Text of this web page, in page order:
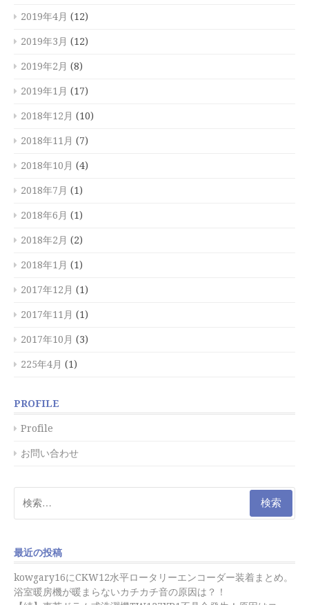
2019年4月 (12)
2019年3月 (12)
2019年2月 (8)
2019年1月 (17)
2018年12月 (10)
2018年11月 (7)
2018年10月 (4)
2018年7月 (1)
2018年6月 (1)
2018年2月 (2)
2018年1月 (1)
2017年12月 (1)
2017年11月 (1)
2017年10月 (3)
225年4月 (1)
PROFILE
Profile
お問い合わせ
索:
最近の投稿
kowgary16にCKW12水平ロータリーエンコーダー装着まとめ。
浴室暖房機が暖まらないカチカチ音の原因は？！